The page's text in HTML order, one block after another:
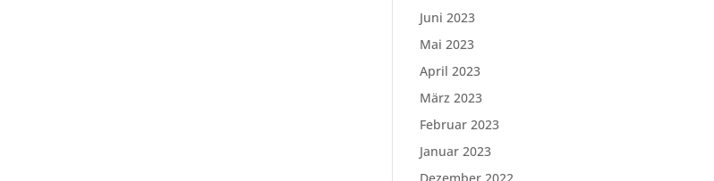
Juni 2023
Mai 2023
April 2023
März 2023
Februar 2023
Januar 2023